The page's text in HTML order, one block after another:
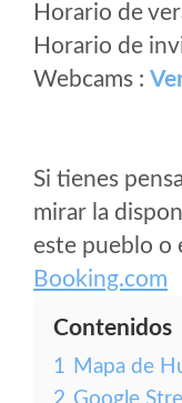
Horario de
Horario de
Webcams :
Si tienes
mirar la
este pueblo o
Booking.com
Contenidos
1 Mapa de